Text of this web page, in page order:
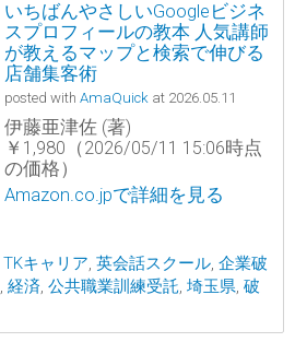
いちばんやさしいGoogleビジネ
スプロフィールの教本 人気講師
が教えるマップと検索で伸びる
店舗集客術
posted with AmaQuick at 2026.05.11
伊藤亜津佐 (著)
￥1,980（2026/05/11 15:06時点
の価格）
Amazon.co.jpで詳細を見る
TKキャリア, 英会話スクール, 企業破
, 経済, 公共職業訓練受託, 埼玉県, 破